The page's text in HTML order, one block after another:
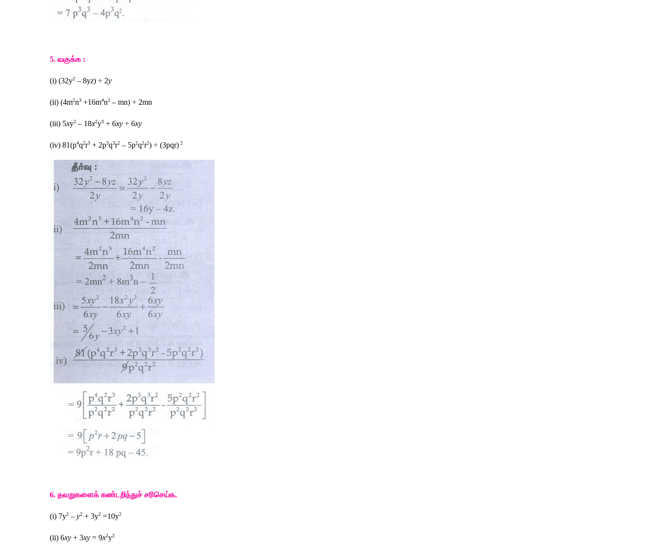
5. வகுக்க :
(i) (32y2 – 8yz) ÷ 2y
(ii) (4m2n3 +16m4n2 – mn) ÷ 2mn
(iii) 5xy2 – 18x2y3 + 6xy ÷ 6xy
(iv) 81(p4q2r3 + 2p3q3r2 – 5p2q2r2) ÷ (3pqr) 2
6. தவறுகளைக் கண்டறிந்துச் சரிசெய்க.
(i) 7y2 – y2 + 3y2 =10y2
(ii) 6xy + 3xy = 9x2y2